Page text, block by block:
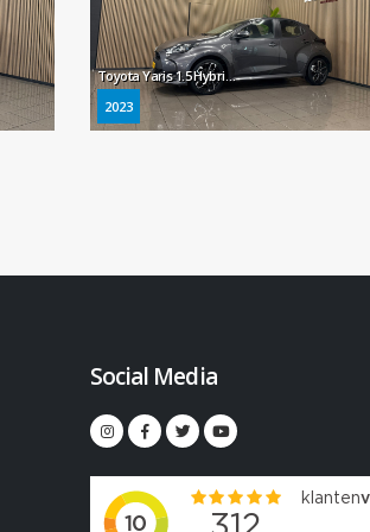
Toyota Yaris 1.5 Hybrid Comfort * Navigatie / Camera / 17" LM Velgen / Dealer onderhouden *
2023
Social Media